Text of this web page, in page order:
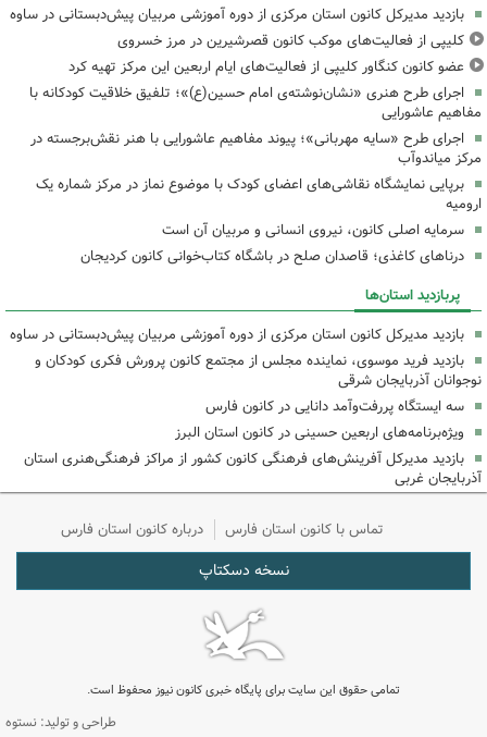
بازدید مدیرکل کانون استان مرکزی از دوره آموزشی مربیان پیش‌دبستانی در ساوه
کلیپی از فعالیت‌های موکب کانون قصرشیرین در مرز خسروی
عضو کانون کنگاور کلیپی از فعالیت‌های ایام اربعین این مرکز تهیه کرد
اجرای طرح هنری «نشان‌نوشته‌ی امام حسین(ع)»؛ تلفیق خلاقیت کودکانه با
مفاهیم عاشورایی
اجرای طرح «سایه مهربانی»؛ پیوند مفاهیم عاشورایی با هنر نقش‌برجسته در
مرکز میاندوآب
برپایی نمایشگاه نقاشی‌های اعضای کودک با موضوع نماز در مرکز شماره یک
ارومیه
سرمایه اصلی کانون، نیروی انسانی و مربیان آن است
درناهای کاغذی؛ قاصدان صلح در باشگاه کتاب‌خوانی کانون کردیجان
پربازدید استان‌ها
بازدید مدیرکل کانون استان مرکزی از دوره آموزشی مربیان پیش‌دبستانی در ساوه
بازدید فرید موسوی، نماینده مجلس از مجتمع کانون پرورش فکری کودکان و
نوجوانان آذربایجان شرقی
سه ایستگاه پررفت‌وآمد دانایی در کانون فارس
ویژه‌برنامه‌های اربعین حسینی در کانون استان البرز
بازدید مدیرکل آفرینش‌های فرهنگی کانون کشور از مراکز فرهنگی‌هنری استان
آذربایجان غربی
تماس با کانون استان فارس درباره کانون استان فارس
نسخه دسکتاپ
تمامی حقوق این سایت برای پایگاه خبری کانون نیوز محفوظ است.
طراحی و تولید: نستوه